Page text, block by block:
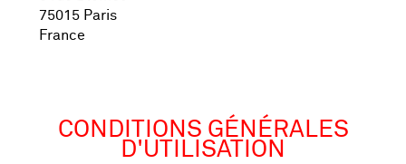
75015 Paris
France
CONDITIONS GÉNÉRALES
D'UTILISATION